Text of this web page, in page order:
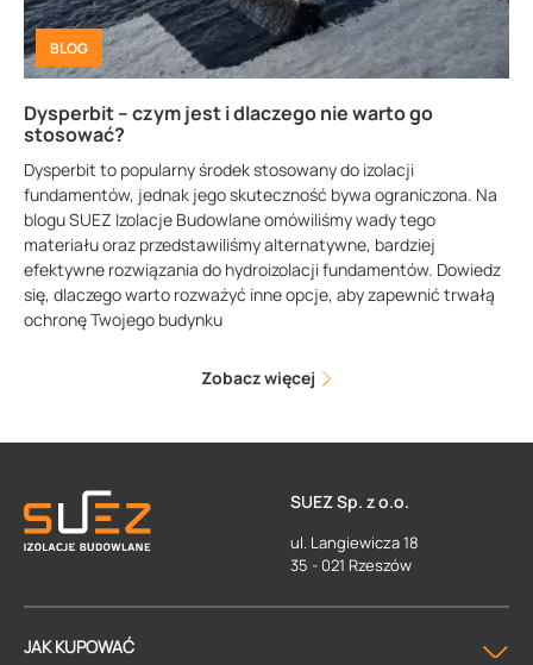
BLOG
Dysperbit – czym jest i dlaczego nie warto go
stosować?
Dysperbit to popularny środek stosowany do izolacji
fundamentów, jednak jego skuteczność bywa ograniczona. Na
blogu SUEZ Izolacje Budowlane omówiliśmy wady tego
materiału oraz przedstawiliśmy alternatywne, bardziej
efektywne rozwiązania do hydroizolacji fundamentów. Dowiedz
się, dlaczego warto rozważyć inne opcje, aby zapewnić trwałą
ochronę Twojego budynku
Zobacz więcej
SUEZ Sp. z o.o.
ul. Langiewicza 18
35 - 021 Rzeszów
JAK KUPOWAĆ